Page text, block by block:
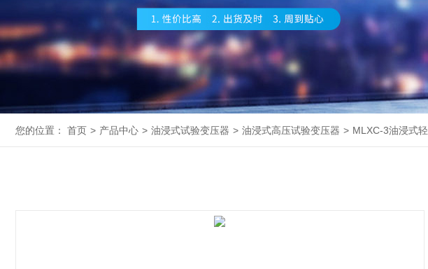
您的位置： 首页 > 产品中心 > 油浸式试验变压器 > 油浸式高压试验变压器 > MLXC-3油浸式